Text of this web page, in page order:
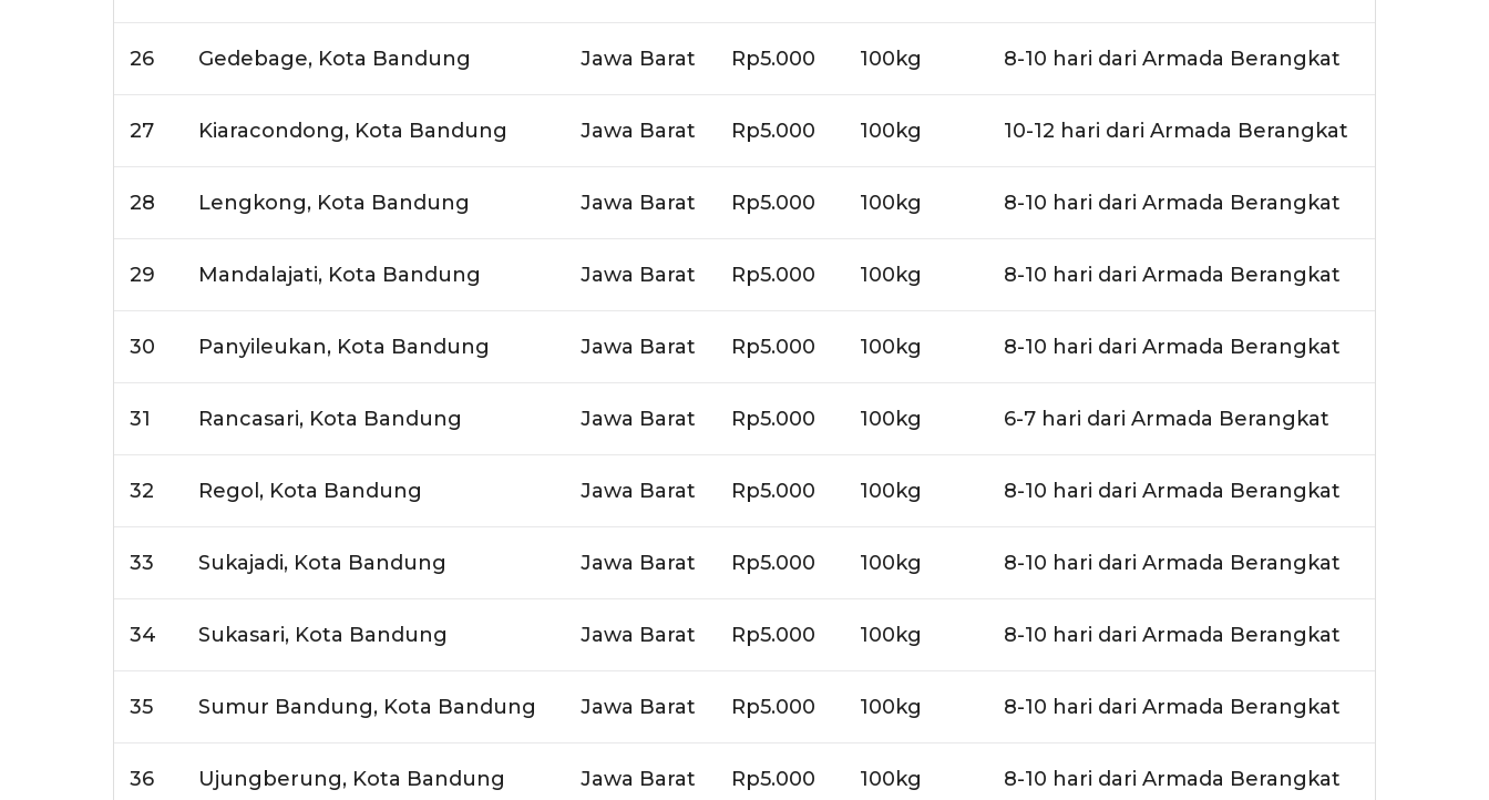
26 Gedebage, Kota Bandung Jawa Barat Rp5.000 100kg 8-10 hari dari Armada Berangkat
27 Kiaracondong, Kota Bandung Jawa Barat Rp5.000 100kg 10-12 hari dari Armada Berangkat
28 Lengkong, Kota Bandung Jawa Barat Rp5.000 100kg 8-10 hari dari Armada Berangkat
29 Mandalajati, Kota Bandung Jawa Barat Rp5.000 100kg 8-10 hari dari Armada Berangkat
30 Panyileukan, Kota Bandung Jawa Barat Rp5.000 100kg 8-10 hari dari Armada Berangkat
31 Rancasari, Kota Bandung Jawa Barat Rp5.000 100kg 6-7 hari dari Armada Berangkat
32 Regol, Kota Bandung Jawa Barat Rp5.000 100kg 8-10 hari dari Armada Berangkat
33 Sukajadi, Kota Bandung Jawa Barat Rp5.000 100kg 8-10 hari dari Armada Berangkat
34 Sukasari, Kota Bandung Jawa Barat Rp5.000 100kg 8-10 hari dari Armada Berangkat
35 Sumur Bandung, Kota Bandung Jawa Barat Rp5.000 100kg 8-10 hari dari Armada Berangkat
36 Ujungberung, Kota Bandung Jawa Barat Rp5.000 100kg 8-10 hari dari Armada Berangkat